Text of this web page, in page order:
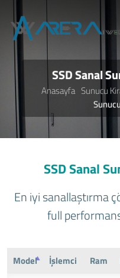
SSD Sanal
Anasayfa Sunucu
SSD Sanal
En iyi sanallaştırma
full
Model İşlemci Ram